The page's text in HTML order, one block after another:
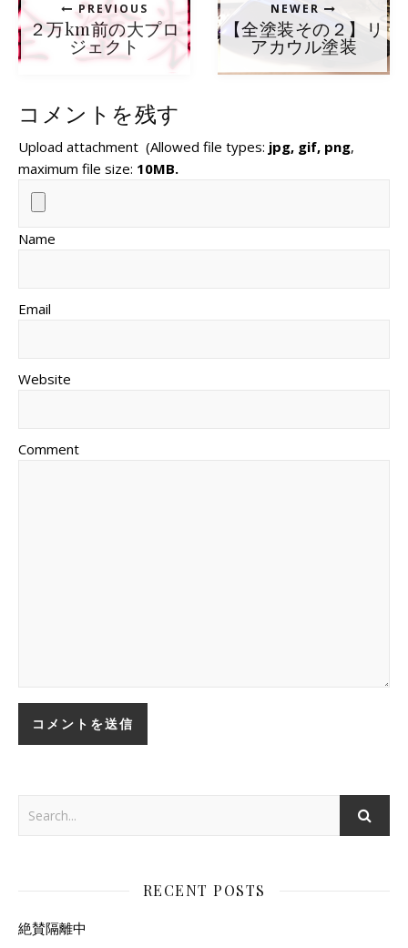
PREVIOUS
２万km前の大プロ
ジェクト
NEWER
【全塗装その２】リ
アカウル塗装
コメントを残す
Upload attachment (Allowed file types: jpg, gif, png,
maximum file size: 10MB.
Name
Email
Website
Comment
RECENT POSTS
絶賛隔離中